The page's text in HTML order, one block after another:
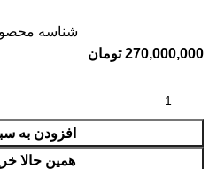
شناسه
270,000,000 تومان
افزودن به
همین حالا